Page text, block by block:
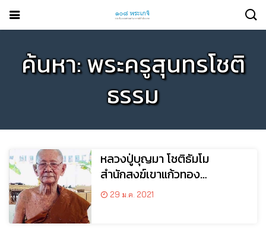
ค้นหา: พระครูสุนทรโชติ
ธรรม
หลวงปู่บุญมา โชติธัมโม
สำนักสงฆ์เขาแก้วทอง
อ.กบินทร์บุรี จ.ปราจีนบุรี
29 ม.ค. 2021